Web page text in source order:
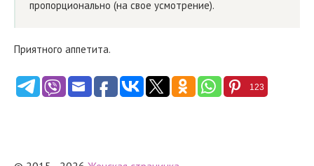
пропорционально (на свое усмотрение).
Приятного аппетита.
123